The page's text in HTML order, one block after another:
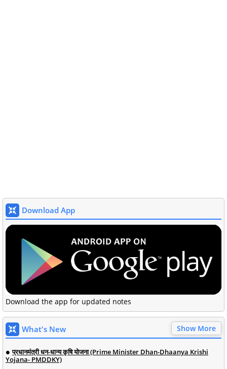
Download App
Download the app for updated notes
What's New Show More
प्रधानमंत्री धन-धान्य कृषि योजना (Prime Minister Dhan-Dhaanya Krishi
Yojana- PMDDKY)